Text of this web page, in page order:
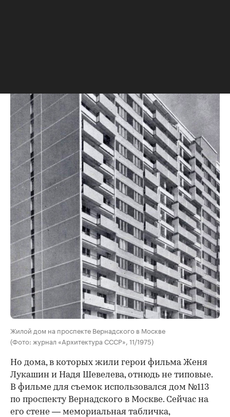
Жилой дом на проспекте Вернадского в Москве
(Фото: журнал «Архитектура СССР», 11/1975)
Но дома, в которых жили герои фильма Женя
Лукашин и Надя Шевелева, отнюдь не типовые.
В фильме для съемок использовался дом №113
по проспекту Вернадского в Москве. Сейчас на
его стене — мемориальная табличка,